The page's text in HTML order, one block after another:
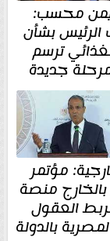
أيمن محسب:
بشأن
ترسم
جديدة
مؤتمر
منصة
العقول
بالدولة